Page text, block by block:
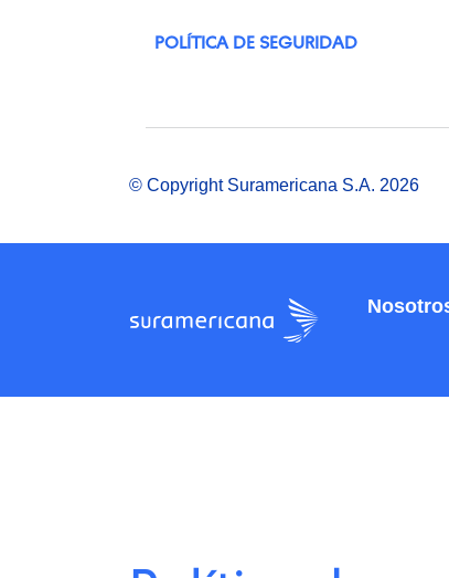
POLÍTICA DE SEGURIDAD
© Copyright Suramericana S.A. 2026